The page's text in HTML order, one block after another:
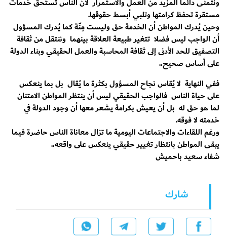
مستقرة تحفظ كرامتها وتلبي أبسط حقوقها.
وحين يُدرك المواطن أن الخدمة حق وليست مِنّة كما يُدرك المسؤول
أن الواجب ليس فضلا تتغير طبيعة العلاقة بينهما وننتقل من ثقافة
التصفيق للحد الأدنى إلى ثقافة المحاسبة والعمل الحقيقي وبناء الدولة
على أساس صحيح..
ففي النهاية لا يُقاس نجاح المسؤول بكثرة ما يُقال بل بما ينعكس
على حياة الناس فالواجب الحقيقي ليس أن ينتظر المواطن الامتنان
لما هو حق له بل أن يعيش بكرامة يشعر معها أن وجود الدولة في
خدمته لا فوقه.
ورغم اللقاءات والاجتماعات اليومية ما تزال معاناة الناس حاضرة فيما
يبقى المواطن بانتظار تغيير حقيقي ينعكس على واقعه..
شفاء سعيد باحميش
شارك